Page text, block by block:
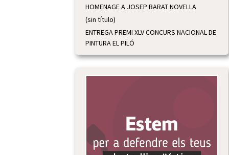
HOMENAGE A JOSEP BARAT NOVELLA
(sin título)
ENTREGA PREMI XLV CONCURS NACIONAL DE
PINTURA EL PILÓ